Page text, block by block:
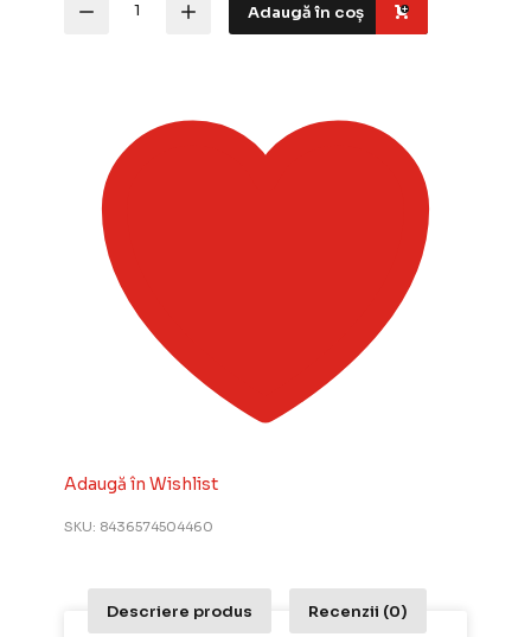
Iarba
Green
iarba
inchisa
Adaugă în coș
Adaugă în Wishlist
SKU: 8436574504460
Descriere produs Recenzii (0)